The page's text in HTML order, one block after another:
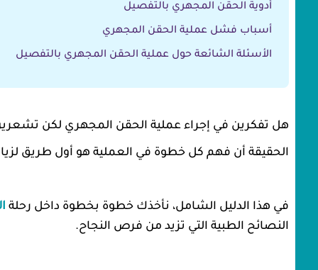
أدوية الحقن المجهري بالتفصيل
أسباب فشل عملية الحقن المجهري
الأسئلة الشائعة حول عملية الحقن المجهري بالتفصيل
هل تفكرين في إجراء عملية الحقن المجهري لكن
الحقيقة أن فهم كل خطوة في العملية هو أول طريق
في هذا الدليل الشامل، نأخذك خطوة بخطوة داخل رحلة
النصائح الطبية التي تزيد من فرص النجاح.